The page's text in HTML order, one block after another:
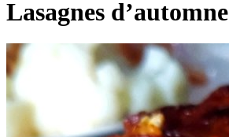
Lasagnes d’automne